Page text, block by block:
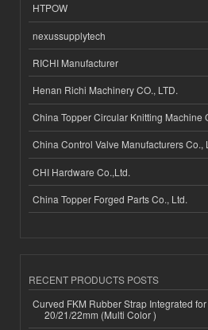
HTPOW
nexussupplytech
RICHI Manufacturer
Henan Richi Machinery CO., LTD.
China Topper Circular Knitting Machine
China Control Valve Manufacturers Co.,
CHI Hardware Co.,Ltd.
China Topper Forged Parts Co., Ltd.
RECENT PRODUCTS POSTS
Curved FKM Rubber Strap Integrated
20/21/22mm (Multi Color )